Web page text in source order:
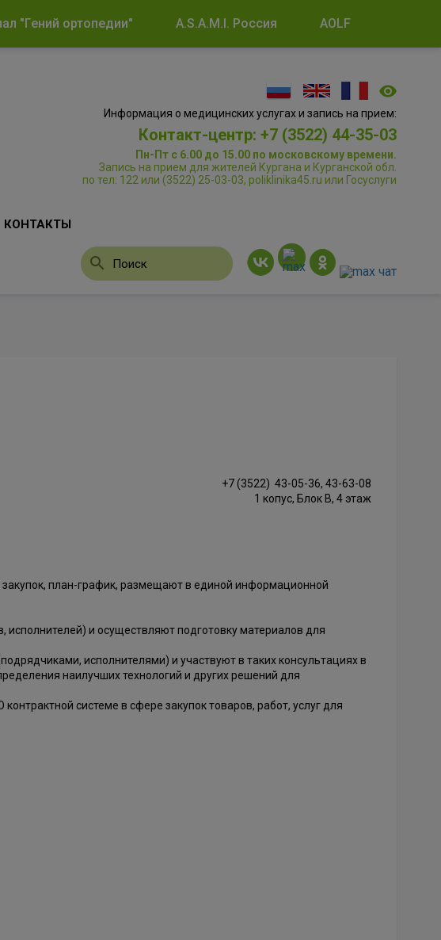
"Гений ортопедии" A.S.A.M.I. Россия AOLF
Информация о медицинских услугах и запись на прием:
Контакт-центр: +7 (3522) 44-35-03
Пн-Пт с 6.00 до 15.00 по московскому времени.
Запись на прием для жителей Кургана и Курганской обл.
по тел: 122 или (3522) 25-03-03, poliklinika45.ru или Госуслуги
КОНТАКТЫ
+7 (3522) 43-05-36, 43-63-08
1 копус, Блок В, 4 этаж
закупок, план-график, размещают в единой информационной
и осуществляют подготовку материалов для
исполнителями) и участвуют в таких консультациях в
наилучших технологий и других решений для
системе в сфере закупок товаров, работ, услуг для